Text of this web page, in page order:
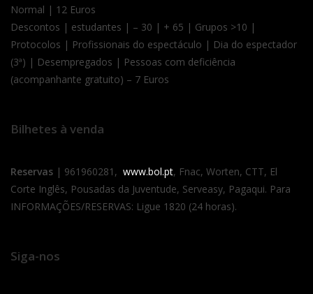
Normal | 12 Euros
Descontos | estudantes | – 30 | + 65 | Grupos >10 |
Protocolos | Profissionais do espectáculo | Dia do espectador
(3ª) | Desempregados | Pessoas com deficiência
(acompanhante gratuito) – 7 Euros
Bilhetes à venda
Reservas | 961960281, www.bol.pt, Fnac, Worten, CTT, El
Corte Inglês, Pousadas da Juventude, Serveasy, Pagaqui. Para
INFORMAÇÕES/RESERVAS: Ligue 1820 (24 horas).
Siga-nos